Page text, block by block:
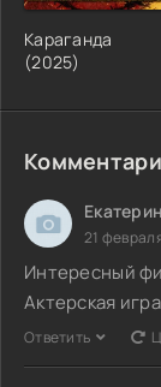
Караганда
(2025)
21
Интересный
Актерская
Ответить